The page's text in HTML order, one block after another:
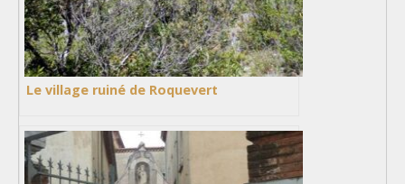
Le village ruiné de Roquevert